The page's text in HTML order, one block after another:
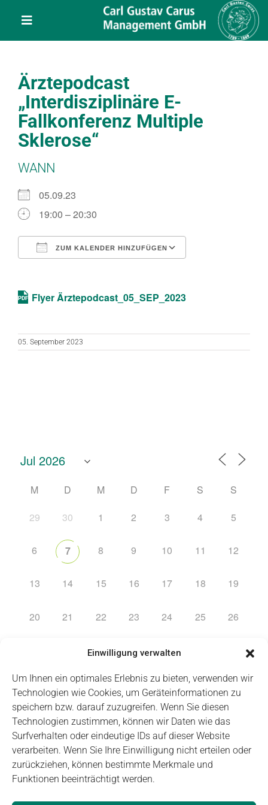
Einwilligung verwalten
Um Ihnen ein optimales Erlebnis zu bieten, verwenden wir
Technologien wie Cookies, um Geräteinformationen zu
speichern bzw. darauf zuzugreifen. Wenn Sie diesen
Technologien zustimmen, können wir Daten wie das
Surfverhalten oder eindeutige IDs auf dieser Website
verarbeiten. Wenn Sie Ihre Einwilligung nicht erteilen oder
zurückziehen, können bestimmte Merkmale und
Funktionen beeinträchtigt werden.
Toggle
Navigation
Über uns
Veranstaltungen
Projekte
Service
Kontakt
Ärztepodcast
„Interdisziplinäre E-
Fallkonferenz Multiple
Sklerose“
WANN
05.09.23
19:00 – 20:30
ZUM KALENDER HINZUFÜGEN
Flyer Ärztepodcast_05_SEP_2023
05. September 2023
M D M D F S
S
29
30 1 2 3 4 5
6 7 8 9 10 11 12
13 14 15 16 17 18 19
20 21 22 23 24 25 26
29 30 31
Impressum Datenschutz Login